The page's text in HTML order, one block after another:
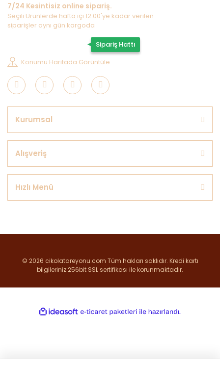
7/24 Kesintisiz online sipariş.
Seçili Ürünlerde hafta içi 12:00'ye kadar verilen
siparişler aynı gün kargoda
Sipariş Hattı
Konumu Haritada Görüntüle
Kurumsal
Alışveriş
Hızlı Menü
© 2026 cikolatareyonu.com Tüm hakları saklıdır. Kredi kartı
bilgileriniz 256bit SSL sertifikası ile korunmaktadır.
ideasoft
e-